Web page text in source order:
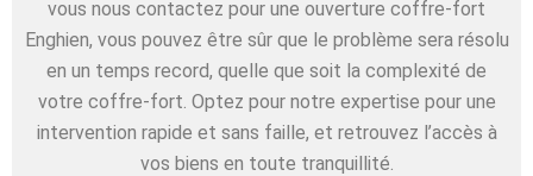
vous nous contactez pour une ouverture coffre-fort
Enghien, vous pouvez être sûr que le problème sera résolu
en un temps record, quelle que soit la complexité de
votre coffre-fort. Optez pour notre expertise pour une
intervention rapide et sans faille, et retrouvez l’accès à
vos biens en toute tranquillité.